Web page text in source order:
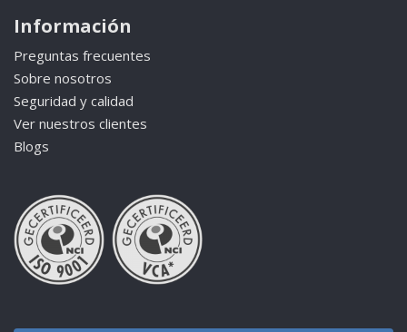
Información
Preguntas frecuentes
Sobre nosotros
Seguridad y calidad
Ver nuestros clientes
Blogs